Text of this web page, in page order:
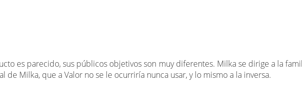
es parecido, sus públicos objetivos son muy diferentes. Milka se dirige a la
de Milka, que a Valor no se le ocurriría nunca usar, y lo mismo a la inversa.